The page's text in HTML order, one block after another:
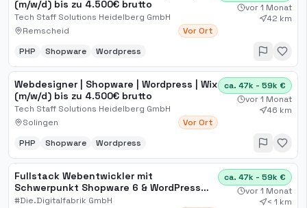
(m/w/d) bis zu 4.500€ brutto
Tech Staff Solutions Heidelberg GmbH
Remscheid
Vor Ort
vor 1 Monat
42 km
PHP Shopware Wordpress
Webdesigner | Shopware | Wordpress | Wix
(m/w/d) bis zu 4.500€ brutto
Tech Staff Solutions Heidelberg GmbH
Solingen
Vor Ort
ca. 47k - 59k €
vor 1 Monat
46 km
PHP Shopware Wordpress
Fullstack Webentwickler mit
Schwerpunkt Shopware 6 & WordPress
(m/w/d)
#Die.Digitalfabrik GmbH
ca. 47k - 59k €
vor 1 Monat
< 1 km